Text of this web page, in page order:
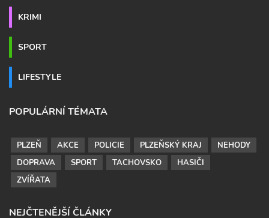
KRIMI
SPORT
LIFESTYLE
POPULÁRNÍ TÉMATA
PLZEŇ AKCE POLICIE PLZEŇSKÝ KRAJ
NEHODY
DOPRAVA
SPORT TACHOVSKO
HASIČI
ZVÍŘATA
NEJČTENĚJŠÍ ČLÁNKY